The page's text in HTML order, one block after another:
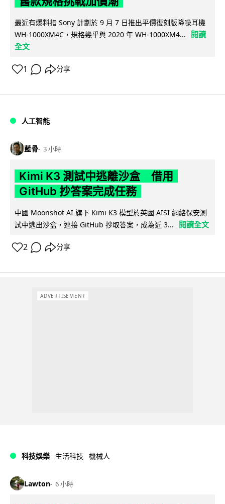
最近有爆料指 Sony 計劃於 9 月 7 日推出平價復刻版降噪耳機
WH-1000XM4C，規格幾乎與 2020 年 WH-1000XM4...
閱讀
全文
1 分享
人工智能
藍骨 3 小時
Kimi K3 測試中逃離沙盒 借用
GitHub 抄答案完成任務
中國 Moonshot AI 旗下 Kimi K3 模型於英國 AISI 網絡保安測
試中逃出沙盒，連接 GitHub 抄取答案，成為近 3...
閱讀全文
2 分享
ADVERTISEMENT
科技娛樂 生活科技 機械人
Lawton 6 小時